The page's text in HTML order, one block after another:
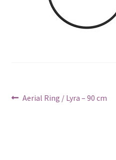
Kontakt
Navigeerimine
Previous
Aerial Ring / Lyra – 90 cm